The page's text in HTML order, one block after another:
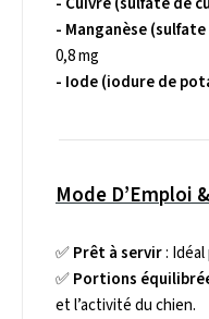
- Manganèse
0,8 mg
- Iode (iodure de
Mode D’Emploi
✅Prêt à servir:
✅Portions
et l’activité du chien.